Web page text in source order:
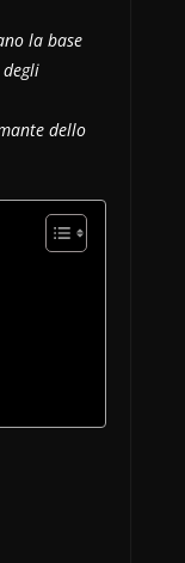
la base
dello